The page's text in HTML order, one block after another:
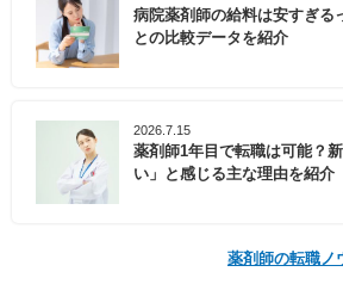
病院薬剤師の給料は安すぎる
との比較データを紹介
2026.7.15
薬剤師1年目で転職は可能？
い」と感じる主な理由を紹介
薬剤師の転職ノ